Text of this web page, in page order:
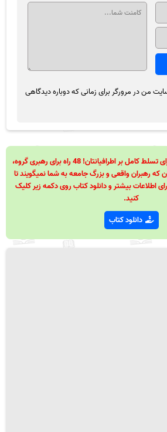
من در مرورگر برای زمانی که دوباره دیدگاهی
48 قانون قدرت! 48 فرمول برای تسلط کامل بر اطرافیانتان! 48 راه برای رهبری گروه،
دستانتان! 48 قانون که رهبران واقعی و بزرگ جامعه به شما نمیگویند تا
اطلاعات بیشتر و دانلود کتاب روی دکمه زیر کلیک
کنید.
دانلود کتاب